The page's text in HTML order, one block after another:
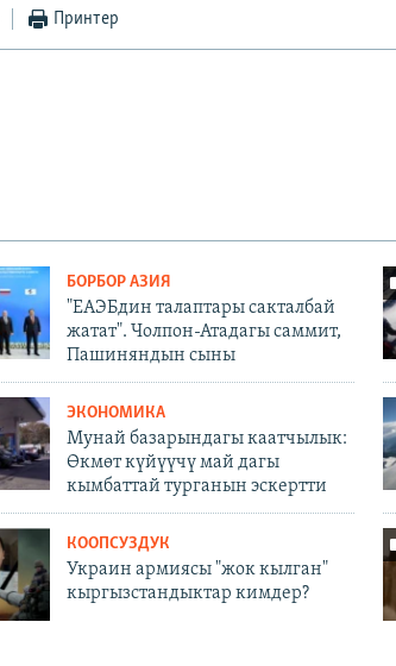
Принтер
БОРБОР АЗИЯ
"ЕАЭБдин талаптары сакталбай
жатат". Чолпон-Атадагы саммит,
Пашиняндын сыны
ЭКОНОМИКА
Мунай базарындагы каатчылык:
Өкмөт күйүүчү май дагы
кымбаттай турганын эскертти
КООПСУЗДУК
Украин армиясы "жок кылган"
кыргызстандыктар кимдер?